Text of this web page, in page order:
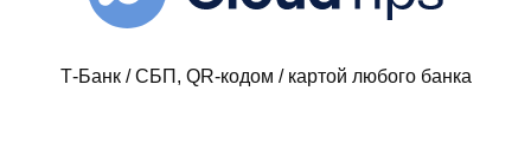
Т-Банк / СБП, QR-кодом / картой любого банка